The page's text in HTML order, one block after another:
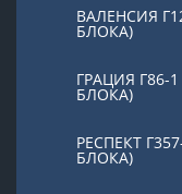
ВАЛЕНСИЯ
БЛОКА)
ГРАЦИЯ
БЛОКА)
РЕСПЕКТ
БЛОКА)